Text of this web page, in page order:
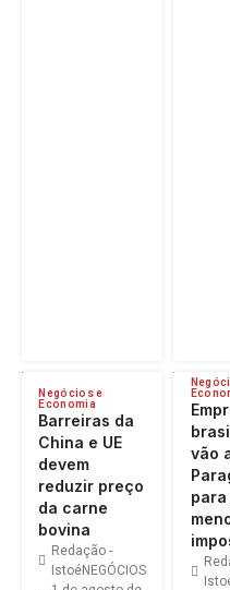
Negócios e
Economia
Barreiras da
China e UE
devem
reduzir preço
da carne
bovina
Redação -
IstoéNEGÓCIOS
vão